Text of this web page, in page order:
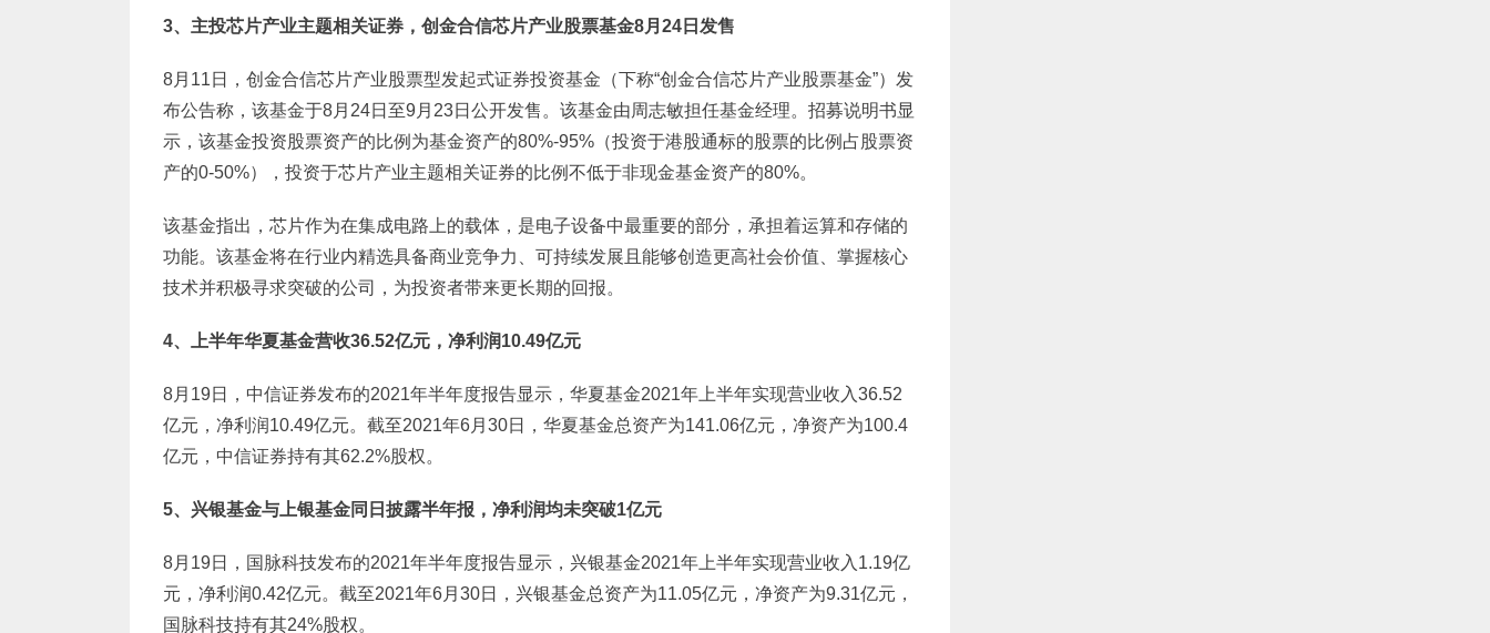
3、主投芯片产业主题相关证券，创金合信芯片产业股票基金8月24日发售
8月11日，创金合信芯片产业股票型发起式证券投资基金（下称“创金合信芯片产业股票基金”）发
布公告称，该基金于8月24日至9月23日公开发售。该基金由周志敏担任基金经理。招募说明书显
示，该基金投资股票资产的比例为基金资产的80%-95%（投资于港股通标的股票的比例占股票资
产的0-50%），投资于芯片产业主题相关证券的比例不低于非现金基金资产的80%。
该基金指出，芯片作为在集成电路上的载体，是电子设备中最重要的部分，承担着运算和存储的
功能。该基金将在行业内精选具备商业竞争力、可持续发展且能够创造更高社会价值、掌握核心
技术并积极寻求突破的公司，为投资者带来更长期的回报。
4、上半年华夏基金营收36.52亿元，净利润10.49亿元
8月19日，中信证券发布的2021年半年度报告显示，华夏基金2021年上半年实现营业收入36.52
亿元，净利润10.49亿元。截至2021年6月30日，华夏基金总资产为141.06亿元，净资产为100.4
亿元，中信证券持有其62.2%股权。
5、兴银基金与上银基金同日披露半年报，净利润均未突破1亿元
8月19日，国脉科技发布的2021年半年度报告显示，兴银基金2021年上半年实现营业收入1.19亿
元，净利润0.42亿元。截至2021年6月30日，兴银基金总资产为11.05亿元，净资产为9.31亿元，
国脉科技持有其24%股权。